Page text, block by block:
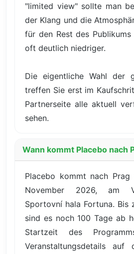
"limited view" sollte man
der Klang und die
für den Rest des
oft deutlich niedriger.
Die eigentliche Wahl der
treffen Sie erst im
Partnerseite alle aktuell
sehen.
Wann kommt Placebo nach
Placebo kommt nach Prag
November 2026, am
Sportovní hala Fortuna. Bis
sind es noch 100 Tage ab
Startzeit des
Veranstaltungsdetails auf